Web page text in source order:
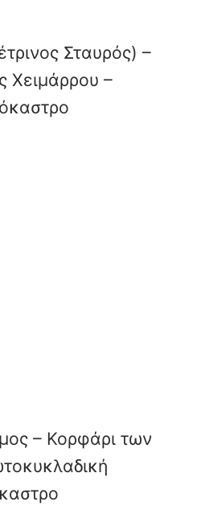
Σταυρός) –
Χειμάρρου –
– Κορφάρι των